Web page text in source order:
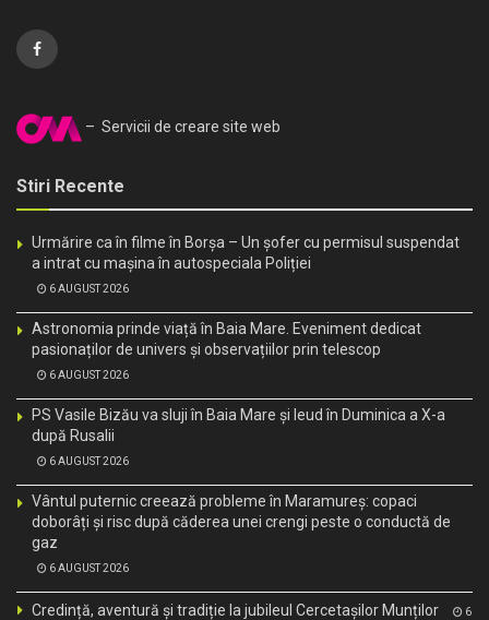
– Servicii de creare site web
Stiri Recente
Urmărire ca în filme în Borșa – Un șofer cu permisul suspendat
a intrat cu mașina în autospeciala Poliției
6 AUGUST 2026
Astronomia prinde viață în Baia Mare. Eveniment dedicat
pasionaților de univers și observațiilor prin telescop
6 AUGUST 2026
PS Vasile Bizău va sluji în Baia Mare și Ieud în Duminica a X-a
după Rusalii
6 AUGUST 2026
Vântul puternic creează probleme în Maramureș: copaci
doborâți și risc după căderea unei crengi peste o conductă de
gaz
6 AUGUST 2026
Credință, aventură și tradiție la jubileul Cercetașilor Munților 6